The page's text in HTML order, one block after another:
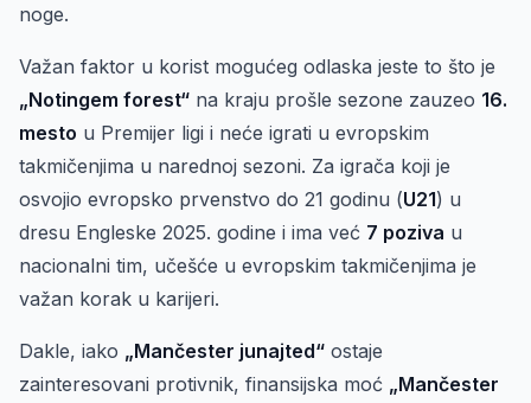
noge.
Važan faktor u korist mogućeg odlaska jeste to što je
„Notingem forest“ na kraju prošle sezone zauzeo 16.
mesto u Premijer ligi i neće igrati u evropskim
takmičenjima u narednoj sezoni. Za igrača koji je
osvojio evropsko prvenstvo do 21 godinu (U21) u
dresu Engleske 2025. godine i ima već 7 poziva u
nacionalni tim, učešće u evropskim takmičenjima je
važan korak u karijeri.
Dakle, iako „Mančester junajted“ ostaje
zainteresovani protivnik, finansijska moć „Mančester